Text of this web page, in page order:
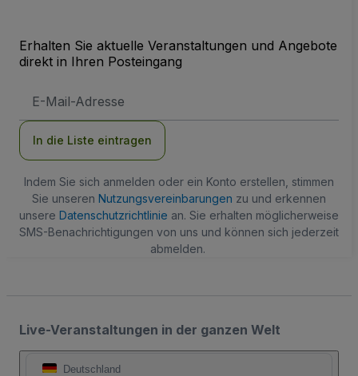
Erhalten Sie aktuelle Veranstaltungen und Angebote
direkt in Ihren Posteingang
Mail-
In die Liste eintragen
Indem Sie sich anmelden oder ein Konto erstellen, stimmen
Sie unseren Nutzungsvereinbarungen zu und erkennen
unsere Datenschutzrichtlinie an. Sie erhalten möglicherweise
SMS-Benachrichtigungen von uns und können sich jederzeit
abmelden.
Live-Veranstaltungen in der ganzen Welt
Deutschland